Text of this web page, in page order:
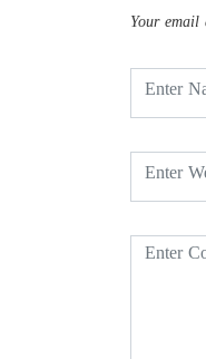
Your email